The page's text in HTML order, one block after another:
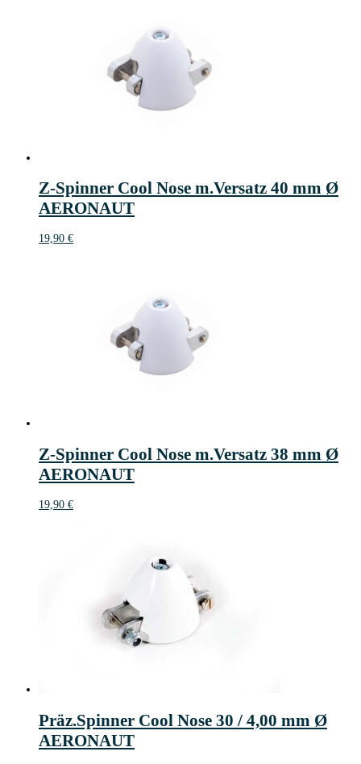
Z-Spinner Cool Nose m.Versatz 40 mm Ø
AERONAUT
19,90 €
Z-Spinner Cool Nose m.Versatz 38 mm Ø
AERONAUT
19,90 €
Präz.Spinner Cool Nose 30 / 4,00 mm Ø
AERONAUT